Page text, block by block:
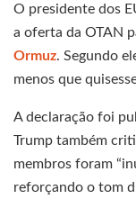
O presidente dos
a oferta da OTAN
Ormuz. Segundo
menos que
A declaração foi
Trump também
membros foram
reforçando o tom